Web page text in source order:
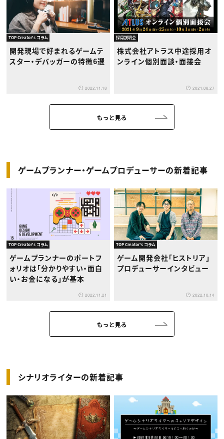
TOP Creator's コラム
開発現場で好まれるゲームテ
スター・デバッガーの特徴6選
2022.11.18
採用説明会
株式会社アトラス中途採用オ
ンライン個別面談・面接会
2021.08.27
ゲームプランナー・ゲームプロデューサーの新着記事
TOP Creator's コラム
ゲームプランナーのポートフ
ォリオは「分かりやすい・面白
い・お金になる」が基本
2022.11.21
TOP Creator's コラム
ゲーム開発会社「ヒストリア」
プロデューサーインタビュー
2022.10.14
シナリオライターの新着記事